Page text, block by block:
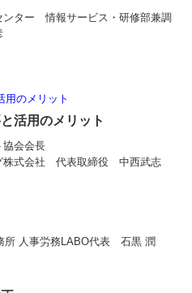
ンター情報サービス・研修部兼調
活用のメリット
協会会長
株式会社 代表取締役 中西武志
所 人事労務LABO代表 石黒 潤